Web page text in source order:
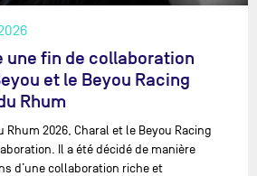
une fin de collaboration
et le Beyou Racing
Rhum
Rhum 2026, Charal et le Beyou Racing
Il a été décidé de manière
d’une collaboration riche et